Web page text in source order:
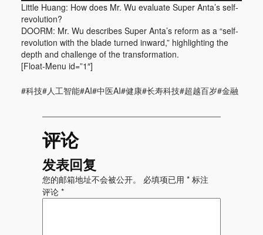
Little Huang: How does Mr. Wu evaluate Super Anta’s self-
revolution?
DOORM: Mr. Wu describes Super Anta’s reform as a “self-
revolution with the blade turned inward,” highlighting the
depth and challenge of the transformation.
[Float-Menu id=”1″]
#科技#人工智能#AI#中医AI#健康#长寿科技#超越百岁#金融
评论
发表回复
您的邮箱地址不会被公开。 必填项已用 *标注
评论 *